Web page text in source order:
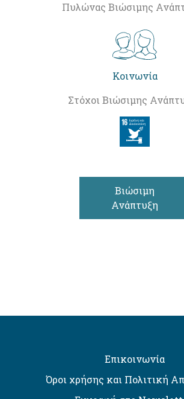
Πυλώνας Βιώσιμης
Κοινωνία
Στόχοι Βιώσιμης
Βιώσιμη
Ανάπτυξη
Επικοινωνία
Όροι χρήσης και Πολιτική